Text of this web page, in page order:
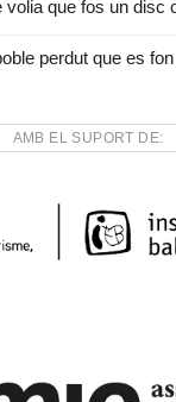
volia que fos un disc
perdut que es
AMB EL SUPORT DE: